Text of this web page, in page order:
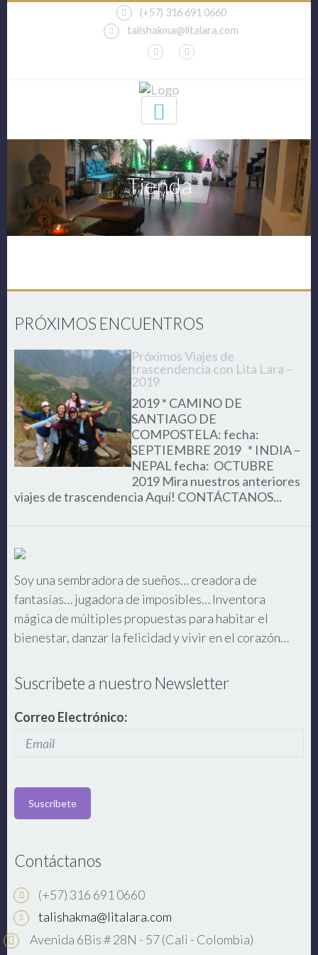
(+57) 316 691 0660
talishakma@litalara.com
Tienda
PRÓXIMOS ENCUENTROS
Próximos Viajes de
trascendencia con Lita Lara –
2019
2019 * CAMINO DE
SANTIAGO DE
COMPOSTELA: fecha:
SEPTIEMBRE 2019 * INDIA –
NEPAL fecha: OCTUBRE
2019 Mira nuestros anteriores
viajes de trascendencia Aquí! CONTÁCTANOS...
Soy una sembradora de sueños… creadora de
fantasías… jugadora de imposibles… Inventora
mágica de múltiples propuestas para habitar el
bienestar, danzar la felicidad y vivir en el corazón…
Suscribete a nuestro Newsletter
Correo Electrónico:
Contáctanos
(+57) 316 691 0660
talishakma@litalara.com
Avenida 6Bis # 28N - 57 (Cali - Colombia)